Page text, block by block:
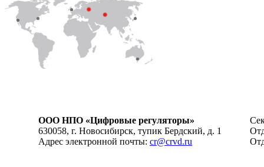
ООО НПО «Цифровые регуляторы»
630058, г. Новосибирск, тупик Бердский, д. 1
Адрес электронной почты: cr@crvd.ru